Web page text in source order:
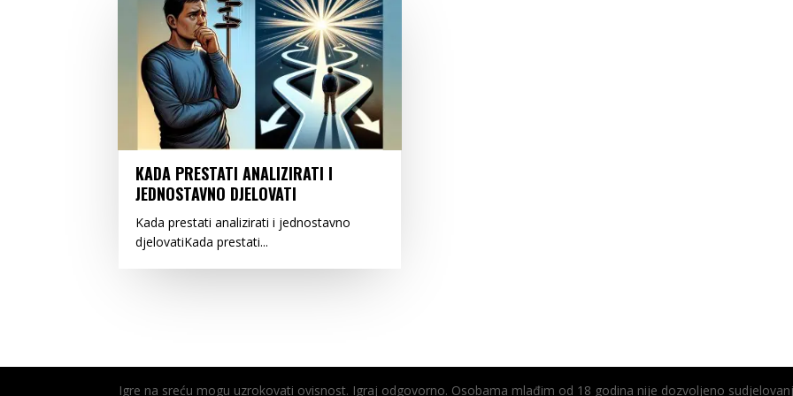
KADA PRESTATI ANALIZIRATI I
JEDNOSTAVNO DJELOVATI
Kada prestati analizirati i jednostavno
djelovatiKada prestati...
Igre na sreću mogu uzrokovati ovisnost. Igraj odgovorno. Osobama mlađim od 18 godina nije dozvoljeno